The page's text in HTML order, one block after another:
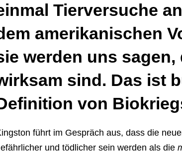
Tierversuche
amerikanischen
werden uns
sind. Das ist
von
führt im Gespräch aus, dass die
und tödlicher sein werden als die